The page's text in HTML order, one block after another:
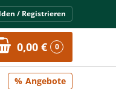
/ Registrieren
0,00 € 0
Angebote